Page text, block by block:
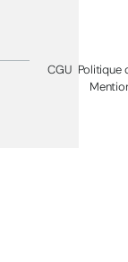
CGU Politique